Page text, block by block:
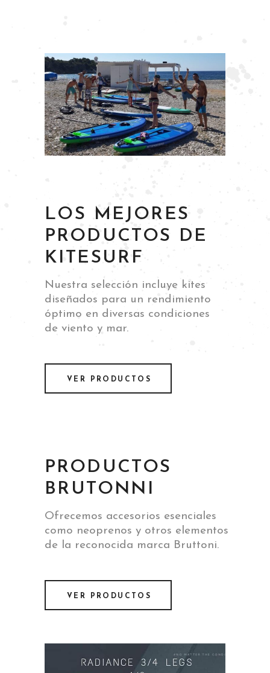
LOS MEJORES
PRODUCTOS DE
KITESURF
Nuestra selección incluye kites
diseñados para un rendimiento
óptimo en diversas condiciones
de viento y mar.
VER PRODUCTOS
PRODUCTOS
BRUTONNI
Ofrecemos accesorios esenciales
como neoprenos y otros elementos
de la reconocida marca Bruttoni.
VER PRODUCTOS